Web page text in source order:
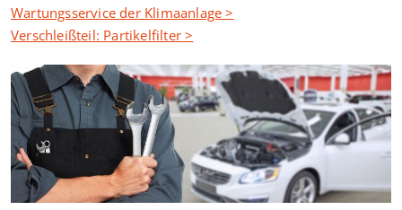
Wartungsservice der Klimaanlage >
Verschleißteil: Partikelfilter >